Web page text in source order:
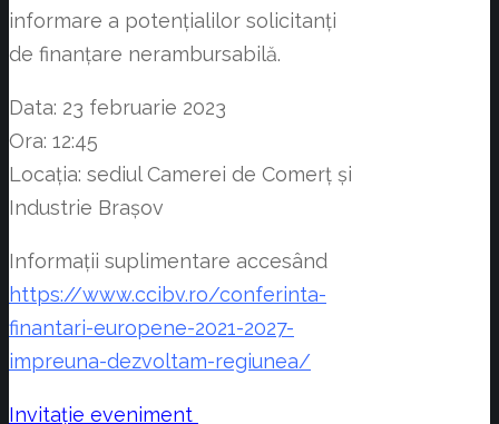
informare a potențialilor solicitanți
de finanțare nerambursabilă.
Data: 23 februarie 2023
Ora: 12:45
Locația: sediul Camerei de Comerț și
Industrie Brașov
Informații suplimentare accesând
https://www.ccibv.ro/conferinta-
finantari-europene-2021-2027-
impreuna-dezvoltam-regiunea/
Invitație eveniment